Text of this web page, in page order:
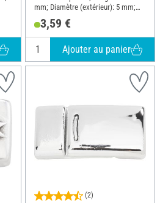
mm; Diamètre (extérieur): 5 mm;
Matériau: Métal
3,59 €
Ajouter au panier
(2)